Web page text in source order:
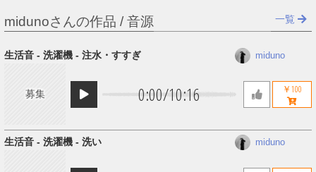
midunoさんの作品 / 音源 一覧
募集 0:00/10:16
生活音 - 洗濯機 - 注水・すすぎ miduno
￥100
生活音 - 洗濯機 - 洗い miduno